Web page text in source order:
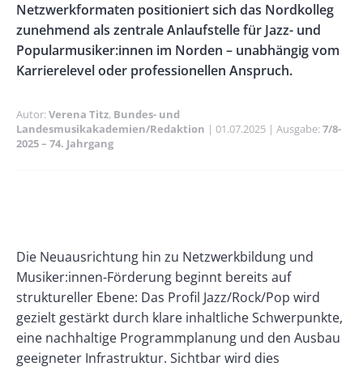
Netzwerkformaten positioniert sich das Nordkolleg
zunehmend als zentrale Anlaufstelle für Jazz- und
Popularmusiker:innen im Norden – unabhängig vom
Karrierelevel oder professionellen Anspruch.
Autor Verena Titz Bundes- und
Landesmusikakademien/Redaktion
Publikationsdatum
01.07.2025 Ausgabe 7/8-
2025 – 74. Jahrgang
Right
Paragraphs
Text
Die Neuausrichtung hin zu Netzwerkbildung und
Musiker:innen-Förderung beginnt bereits auf
struktureller Ebene: Das Profil Jazz/Rock/Pop wird
gezielt gestärkt durch klare inhaltliche Schwerpunkte,
eine nachhaltige Programmplanung und den Ausbau
geeigneter Infrastruktur. Sichtbar wird dies